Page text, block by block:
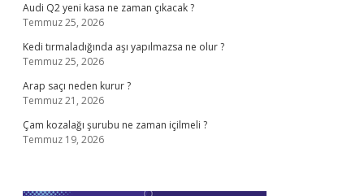
Audi Q2 yeni kasa ne zaman çıkacak ?
Temmuz 25, 2026
Kedi tırmaladığında aşı yapılmazsa ne olur ?
Temmuz 25, 2026
Arap saçı neden kurur ?
Temmuz 21, 2026
Çam kozalağı şurubu ne zaman içilmeli ?
Temmuz 19, 2026